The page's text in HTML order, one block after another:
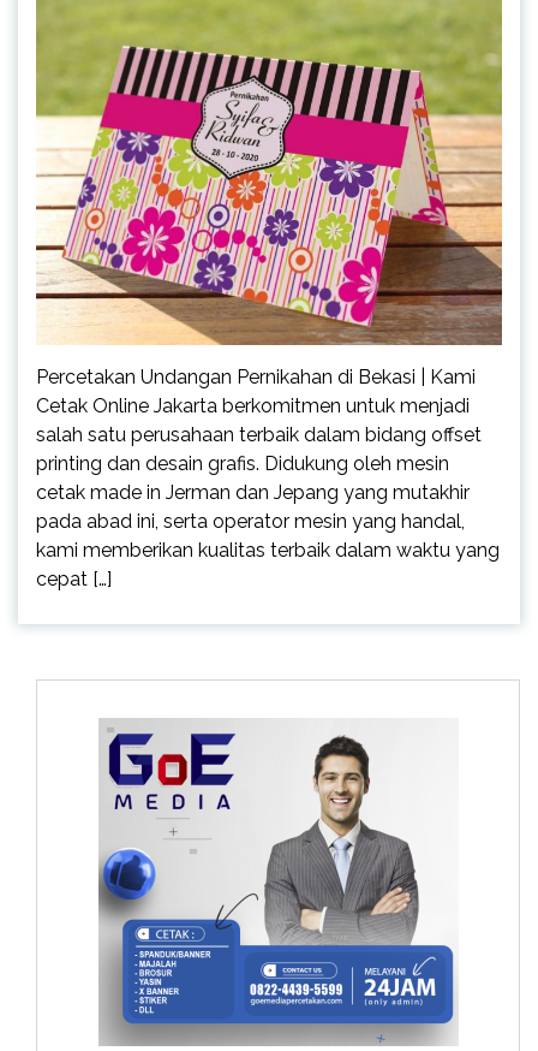
Percetakan Undangan Pernikahan di Bekasi | Kami
Cetak Online Jakarta berkomitmen untuk menjadi
salah satu perusahaan terbaik dalam bidang offset
printing dan desain grafis. Didukung oleh mesin
cetak made in Jerman dan Jepang yang mutakhir
pada abad ini, serta operator mesin yang handal,
kami memberikan kualitas terbaik dalam waktu yang
cepat […]